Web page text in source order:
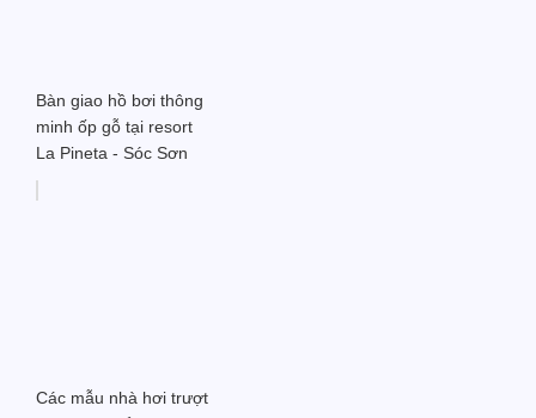
Bàn giao hồ bơi thông
minh ốp gỗ tại resort
La Pineta - Sóc Sơn
Các mẫu nhà hơi trượt